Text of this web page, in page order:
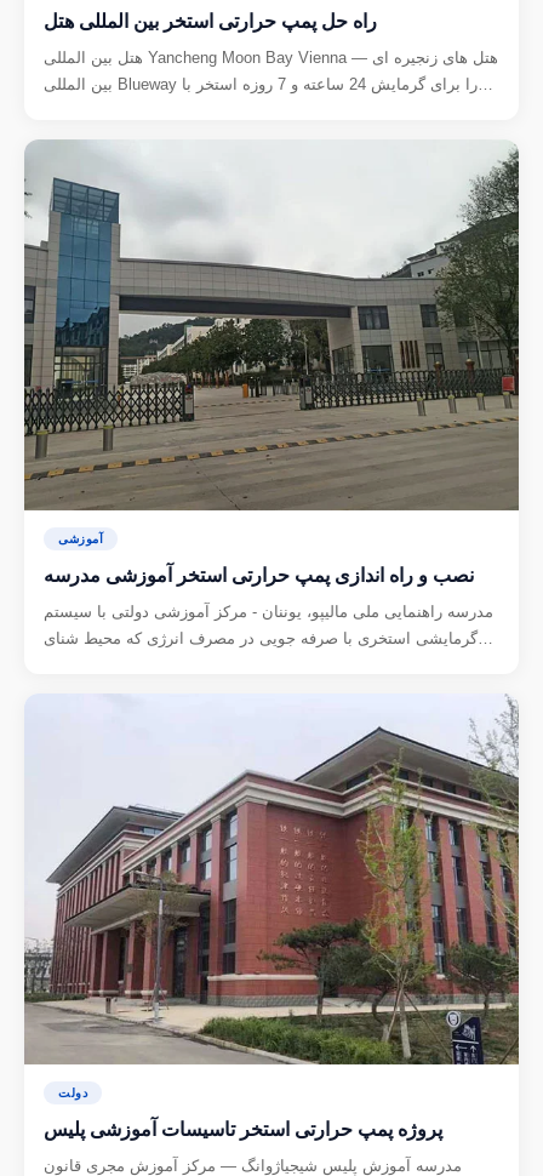
راه حل پمپ حرارتی استخر بین المللی هتل
هتل بین المللی Yancheng Moon Bay Vienna — هتل های زنجیره ای
بین المللی Blueway را برای گرمایش 24 ساعته و 7 روزه استخر با
آموزشی
نصب و راه اندازی پمپ حرارتی استخر آموزشی مدرسه
مدرسه راهنمایی ملی مالیپو، یوننان - مرکز آموزشی دولتی با سیستم
گرمایشی استخری با صرفه جویی در مصرف انرژی که محیط شنای
دولت
پروژه پمپ حرارتی استخر تاسیسات آموزشی پلیس
مدرسه آموزش پلیس شیجیاژوانگ — مرکز آموزش مجری قانون